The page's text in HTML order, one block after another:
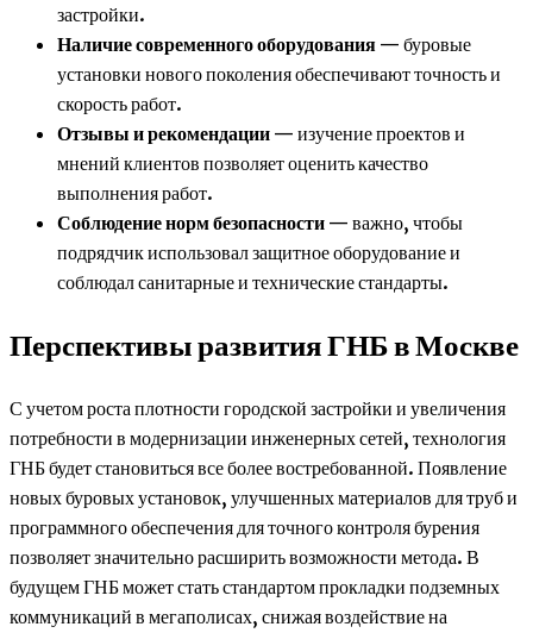
застройки.
Наличие современного оборудования — буровые
установки нового поколения обеспечивают точность и
скорость работ.
Отзывы и рекомендации — изучение проектов и
мнений клиентов позволяет оценить качество
выполнения работ.
Соблюдение норм безопасности — важно, чтобы
подрядчик использовал защитное оборудование и
соблюдал санитарные и технические стандарты.
Перспективы развития ГНБ в Москве
С учетом роста плотности городской застройки и увеличения
потребности в модернизации инженерных сетей, технология
ГНБ будет становиться все более востребованной. Появление
новых буровых установок, улучшенных материалов для труб и
программного обеспечения для точного контроля бурения
позволяет значительно расширить возможности метода. В
будущем ГНБ может стать стандартом прокладки подземных
коммуникаций в мегаполисах, снижая воздействие на